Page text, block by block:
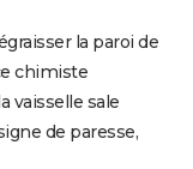
la paroi de
chimiste
vaisselle sale
de paresse,